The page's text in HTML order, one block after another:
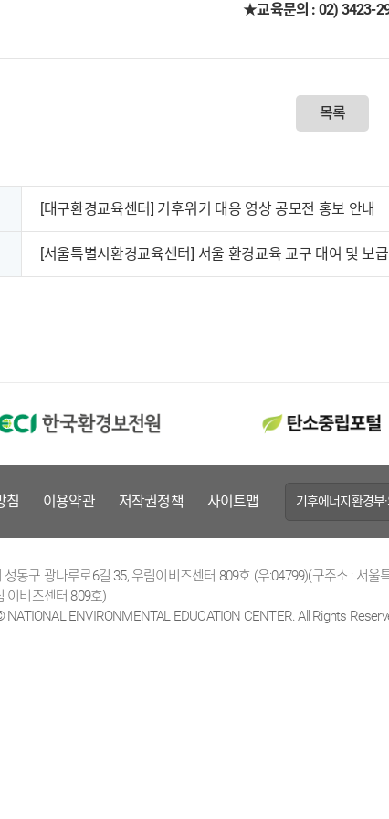
★교육문의 : 02) 3423-
목록
[대구환경교육센터] 기후위기 대응 영상 공모전 홍보 안내
[서울특별시환경교육센터] 서울 환경교육 교구 대여 및 보
침 이용약관 저작권정책 사이트맵 기후에너지환경부
성동구 광나루로6길 35, 우림이비즈센터 809호 (우:04799)(구주소 : 서울
이비즈센터 809호)
NATIONAL ENVIRONMENTAL EDUCATION CENTER. All Rights